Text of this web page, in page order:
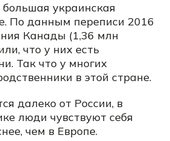
украинская
По данным переписи 2016
Канады (1,36 млн
что у них есть
Так что у многих
в этой стране.
далеко от России, в
люди чувствуют себя
чем в Европе.